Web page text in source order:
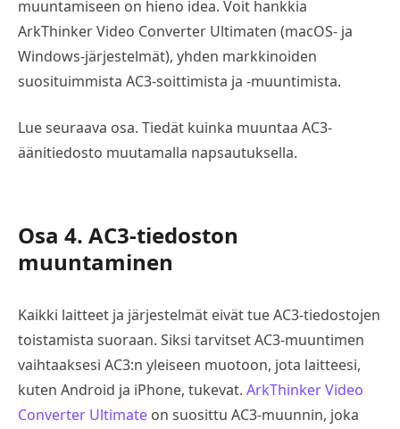
muuntamiseen on hieno idea. Voit hankkia
ArkThinker Video Converter Ultimaten (macOS- ja
Windows-järjestelmät), yhden markkinoiden
suosituimmista AC3-soittimista ja -muuntimista.
Lue seuraava osa. Tiedät kuinka muuntaa AC3-
äänitiedosto muutamalla napsautuksella.
Osa 4. AC3-tiedoston
muuntaminen
Kaikki laitteet ja järjestelmät eivät tue AC3-tiedostojen
toistamista suoraan. Siksi tarvitset AC3-muuntimen
vaihtaaksesi AC3:n yleiseen muotoon, jota laitteesi,
kuten Android ja iPhone, tukevat. ArkThinker Video
Converter Ultimate on suosittu AC3-muunnin, joka